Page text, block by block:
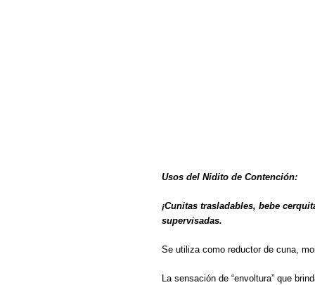
Usos del Nidito de Contención:
¡Cunitas trasladables, bebe
supervisadas.
Se utiliza como reductor de cuna,
La sensación de “envoltura” que